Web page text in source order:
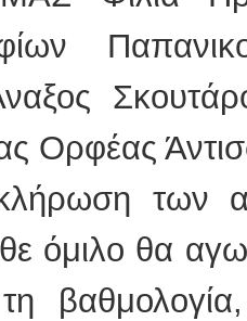
Ορφέας
των
όμιλο θα